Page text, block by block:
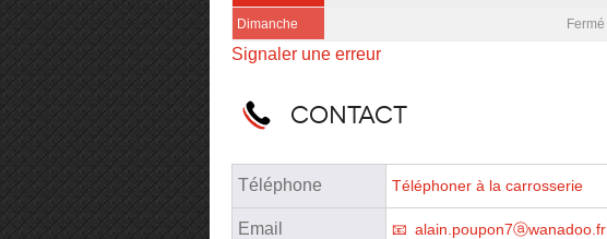
Dimanche Fermé
Signaler une erreur
Contact
Téléphone Téléphoner à la carrosserie
Email alain.poupon7ⓐwanadoo.fr